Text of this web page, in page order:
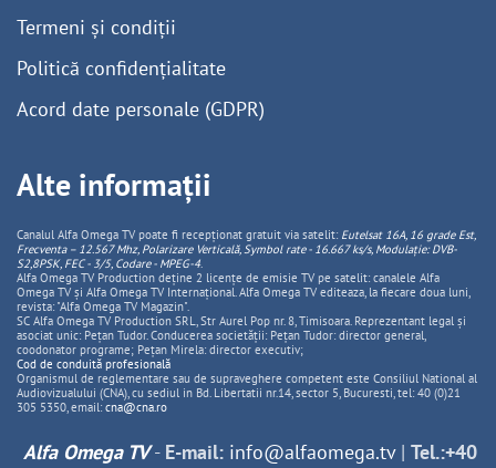
Termeni și condiții
Politică confidențialitate
Acord date personale (GDPR)
Alte informații
Canalul Alfa Omega TV poate fi recepționat gratuit via satelit: Eutelsat 16A, 16 grade Est,
Frecventa – 12.567 Mhz, PolarizareVerticală, Symbol rate - 16.667 ks/s, Modulație: DVB-
S2,8PSK, FEC - 3/5, Codare - MPEG-4.
Alfa Omega TV Production deține 2 licențe de emisie TV pe satelit: canalele Alfa
Omega TV și Alfa Omega TV Internațional. Alfa Omega TV editeaza, la fiecare doua luni,
revista: "Alfa Omega TV Magazin".
SC Alfa Omega TV Production SRL, Str Aurel Pop nr. 8, Timisoara. Reprezentant legal și
asociat unic: Pețan Tudor. Conducerea societății: Pețan Tudor: director general,
coodonator programe; Pețan Mirela: director executiv;
Cod de conduită profesională
Organismul de reglementare sau de supraveghere competent este Consiliul National al
Audiovizualului (CNA), cu sediul in Bd. Libertatii nr.14, sector 5, Bucuresti, tel: 40 (0)21
305 5350, email: cna@cna.ro
Alfa Omega TV- E-mail: info@alfaomega.tv| Tel.:+40